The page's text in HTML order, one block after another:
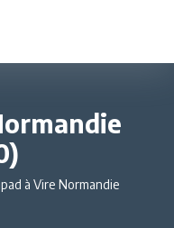
à Vire Normandie